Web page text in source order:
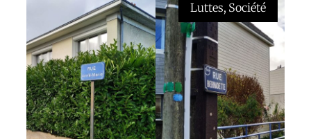
Luttes, Société